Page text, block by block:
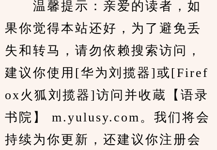
温馨提示：亲爱的读者，如
果你觉得本站还好，为了避免丢
失和转马，请勿依赖搜索访问，
建议你使用[华为刘揽器]或[Firef
ox火狐刘揽器]访问并收蔵【语录
书院】 m.yulusy.com。我们将会
持续为你更新，还建议你注册会